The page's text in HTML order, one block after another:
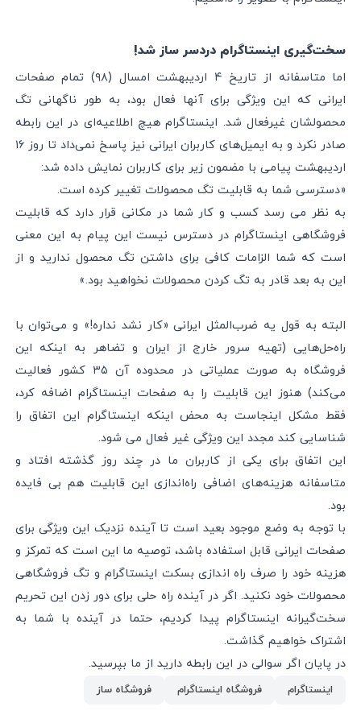
سخت‌گیری اینستاگرام دردسر ساز شد!
اما متاسفانه از تاریخ ۴ اردیبهشت امسال (۹۸) تمام صفحات
ایرانی که این ویژگی برای آنها فعال بود، به طور ناگهانی تگ
محصولشان غیر‌فعال شد. اینستاگرام هیچ اطلاعیه‌ای در این رابطه
صادر نکرد و به ایمیل‌های کاربران ایرانی نیز پاسخ نمی‌داد تا روز ۱۶
اردیبهشت پیامی با مضمون زیر برای کاربران نمایش داده شد:
«دسترسی شما به قابلیت تگ محصولات تغییر کرده است.
به نظر می رسد کسب و کار شما در مکانی قرار دارد که قابلیت
فروشگاهی اینستاگرام در دسترس نیست این پیام به این معنی
است که شما الزامات کافی برای داشتن تگ محصول ندارید و از
این به بعد قادر به تگ کردن محصولات نخواهید بود.»
البته به قول یه ضرب‌المثل ایرانی «کار نشد نداره!» و می‌توان با
راه‌حل‌هایی (تهیه سرور خارج از ایران و تضاهر به اینکه این
فروشگاه به صورت عملیاتی در محدوده آن ۳۵ کشور فعالیت
می‌کند) هنوز این قابلیت را به صفحات اینستاگرام اضافه کرد،
فقط مشکل اینجاست به محض اینکه اینستاگرام این اتفاق را
شناسایی کند مجدد این ویژگی غیر فعال می شود.
این اتفاق برای یکی از کاربران ما در چند روز گذشته افتاد و
متاسفانه هزینه‌های اضافی راه‌اندازی این قابلیت هم بی فایده
بود.
با توجه به وضع موجود بعید است تا آینده نزدیک این ویژگی برای
صفحات ایرانی قابل استفاده باشد، توصیه ما این است که تمرکز و
هزینه خود را صرف راه اندازی بسکت اینستاگرام و تگ فروشگاهی
محصولات خود نکنید. اگر در آینده راه حلی برای دور زدن این تحریم
سخت‌گیرانه اینستاگرام پیدا کردیم، حتما در آینده با شما به
اشتراک خواهیم گذاشت.
در پایان اگر سوالی در این رابطه دارید از ما بپرسید.
اینستاگرام فروشگاه اینستاگرام فروشگاه ساز